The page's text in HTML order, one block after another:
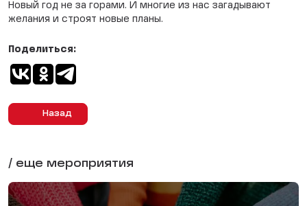
Новый год не за горами. И многие из нас загадывают
желания и строят новые планы.
Назад
Поделиться:
/ еще мероприятия